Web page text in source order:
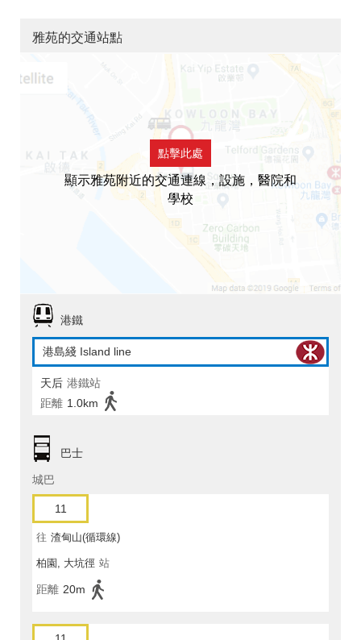
雅苑的交通站點
點擊此處
顯示雅苑附近的交通連線，設施，醫院和
學校
港鐵
港島綫 Island line
天后 港鐵站
距離 1.0km
巴士
城巴
11
往 渣甸山(循環線)
柏園, 大坑徑 站
距離 20m